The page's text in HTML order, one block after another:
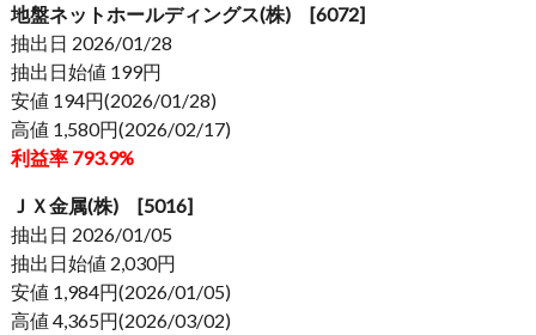
地盤ネットホールディングス(株) [6072]
抽出日 2026/01/28
抽出日始値 199円
安値 194円(2026/01/28)
高値 1,580円(2026/02/17)
利益率 793.9%
ＪＸ金属(株) [5016]
抽出日 2026/01/05
抽出日始値 2,030円
安値 1,984円(2026/01/05)
高値 4,365円(2026/03/02)